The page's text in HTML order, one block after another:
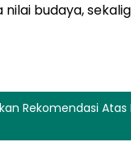
budaya,
Rekomendasi Atas